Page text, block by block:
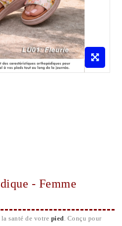
- Femme
santé de votre pied. Conçu pour